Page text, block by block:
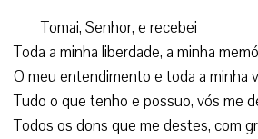
Tomai, Senhor, e recebei
Toda a minha liberdade, a minha
O meu entendimento e toda a minha
Tudo o que tenho e possuo, vós me
Todos os dons que me destes, com